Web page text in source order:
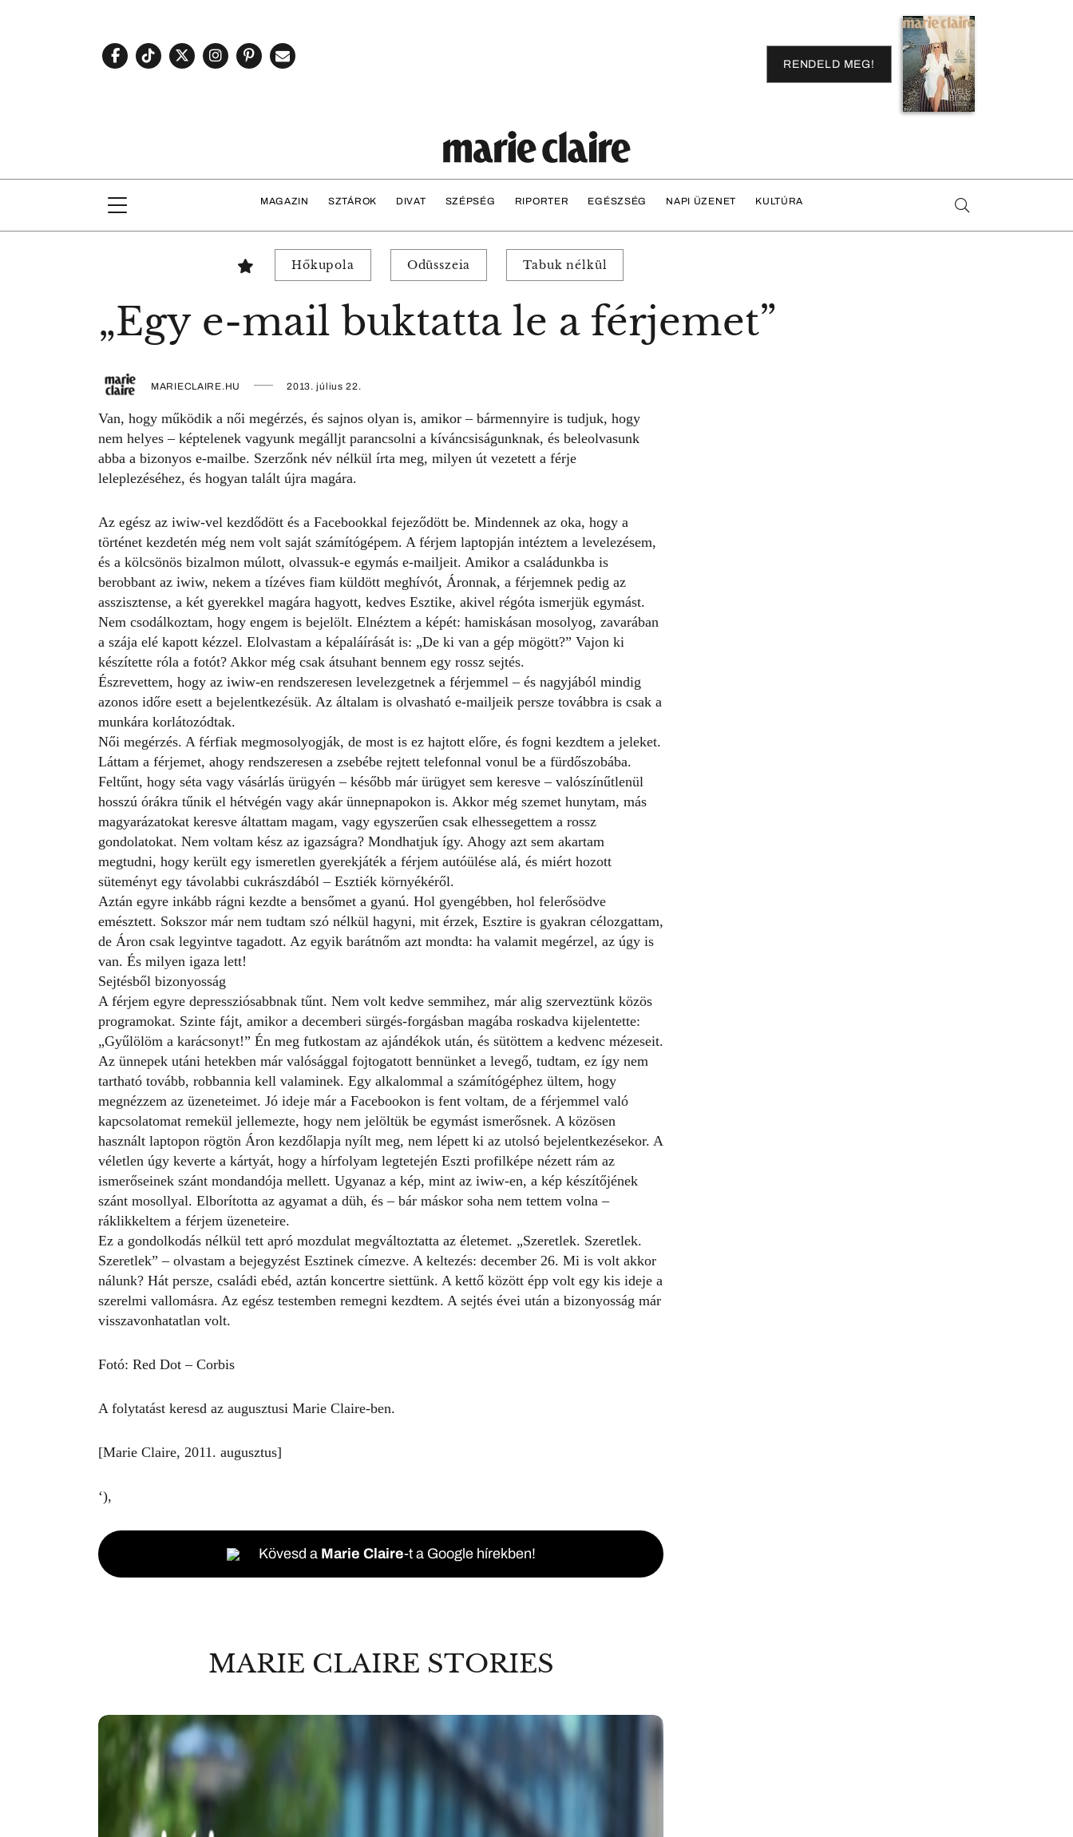
RENDELD MEG!
MAGAZIN SZTÁROK DIVAT SZÉPSÉG RIPORTER EGÉSZSÉG NAPI ÜZENET KULTÚRA
Hőkupola Odüsszeia Tabuk nélkül
„Egy e-mail buktatta le a férjemet”
MARIECLAIRE.HU 2013. július 22.
Van, hogy működik a női megérzés, és sajnos olyan is, amikor – bármennyire is tudjuk, hogy
nem helyes – képtelenek vagyunk megálljt parancsolni a kíváncsiságunknak, és beleolvasunk
abba a bizonyos e-mailbe. Szerzőnk név nélkül írta meg, milyen út vezetett a férje
leleplezéséhez, és hogyan talált újra magára.
Az egész az iwiw-vel kezdődött és a Facebookkal fejeződött be. Mindennek az oka, hogy a
történet kezdetén még nem volt saját számítógépem. A férjem laptopján intéztem a levelezésem,
és a kölcsönös bizalmon múlott, olvassuk-e egymás e-mailjeit. Amikor a családunkba is
berobbant az iwiw, nekem a tízéves fiam küldött meghívót, Áronnak, a férjemnek pedig az
asszisztense, a két gyerekkel magára hagyott, kedves Esztike, akivel régóta ismerjük egymást.
Nem csodálkoztam, hogy engem is bejelölt. Elnéztem a képét: hamiskásan mosolyog, zavarában
a szája elé kapott kézzel. Elolvastam a képaláírását is: „De ki van a gép mögött?” Vajon ki
készítette róla a fotót? Akkor még csak átsuhant bennem egy rossz sejtés.
Észrevettem, hogy az iwiw-en rendszeresen levelezgetnek a férjemmel – és nagyjából mindig
azonos időre esett a bejelentkezésük. Az általam is olvasható e-mailjeik persze továbbra is csak a
munkára korlátozódtak.
Női megérzés. A férfiak megmosolyogják, de most is ez hajtott előre, és fogni kezdtem a jeleket.
Láttam a férjemet, ahogy rendszeresen a zsebébe rejtett telefonnal vonul be a fürdőszobába.
Feltűnt, hogy séta vagy vásárlás ürügyén – később már ürügyet sem keresve – valószínűtlenül
hosszú órákra tűnik el hétvégén vagy akár ünnepnapokon is. Akkor még szemet hunytam, más
magyarázatokat keresve áltattam magam, vagy egyszerűen csak elhessegettem a rossz
gondolatokat. Nem voltam kész az igazságra? Mondhatjuk így. Ahogy azt sem akartam
megtudni, hogy került egy ismeretlen gyerekjáték a férjem autóülése alá, és miért hozott
süteményt egy távolabbi cukrászdából – Esztiék környékéről.
Aztán egyre inkább rágni kezdte a bensőmet a gyanú. Hol gyengébben, hol felerősödve
emésztett. Sokszor már nem tudtam szó nélkül hagyni, mit érzek, Esztire is gyakran célozgattam,
de Áron csak legyintve tagadott. Az egyik barátnőm azt mondta: ha valamit megérzel, az úgy is
van. És milyen igaza lett!
Sejtésből bizonyosság
A férjem egyre depressziósabbnak tűnt. Nem volt kedve semmihez, már alig szerveztünk közös
programokat. Szinte fájt, amikor a decemberi sürgés-forgásban magába roskadva kijelentette:
„Gyűlölöm a karácsonyt!” Én meg futkostam az ajándékok után, és sütöttem a kedvenc mézeseit.
Az ünnepek utáni hetekben már valósággal fojtogatott bennünket a levegő, tudtam, ez így nem
tartható tovább, robbannia kell valaminek. Egy alkalommal a számítógéphez ültem, hogy
megnézzem az üzeneteimet. Jó ideje már a Facebookon is fent voltam, de a férjemmel való
kapcsolatomat remekül jellemezte, hogy nem jelöltük be egymást ismerősnek. A közösen
használt laptopon rögtön Áron kezdőlapja nyílt meg, nem lépett ki az utolsó bejelentkezésekor. A
véletlen úgy keverte a kártyát, hogy a hírfolyam legtetején Eszti profilképe nézett rám az
ismerőseinek szánt mondandója mellett. Ugyanaz a kép, mint az iwiw-en, a kép készítőjének
szánt mosollyal. Elborította az agyamat a düh, és – bár máskor soha nem tettem volna –
ráklikkeltem a férjem üzeneteire.
Ez a gondolkodás nélkül tett apró mozdulat megváltoztatta az életemet. „Szeretlek. Szeretlek.
Szeretlek” – olvastam a bejegyzést Esztinek címezve. A keltezés: december 26. Mi is volt akkor
nálunk? Hát persze, családi ebéd, aztán koncertre siettünk. A kettő között épp volt egy kis ideje a
szerelmi vallomásra. Az egész testemben remegni kezdtem. A sejtés évei után a bizonyosság már
visszavonhatatlan volt.
Fotó: Red Dot – Corbis
A folytatást keresd az augusztusi Marie Claire-ben.
[Marie Claire, 2011. augusztus]
‘),
Kövesd a Marie Claire-t a Google hírekben!
MARIE CLAIRE STORIES